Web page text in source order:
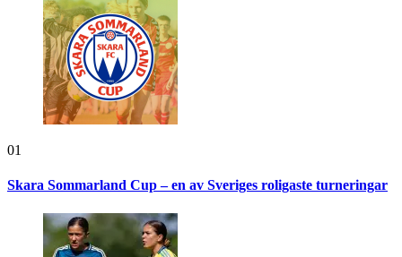
01
Skara Sommarland Cup – en av Sveriges roligaste turneringar